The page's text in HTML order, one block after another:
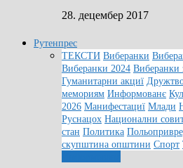
28. децембер 2017
Рутенпрес
ТЕКСТИ Виберанки
Виберанки 2024 Виберанки
Гуманитарни акциї
мемориям Информованє
2026 Манифестациї Млади
Руснацох Национални
стан Политика
скупштина општини Спорт